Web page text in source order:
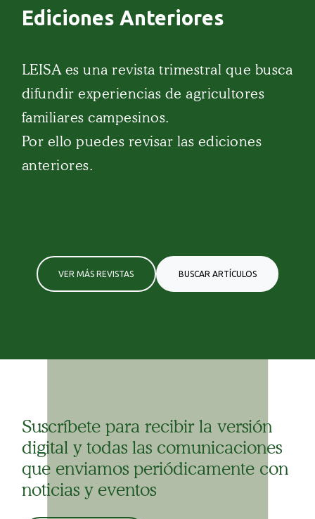
Ediciones Anteriores
LEISA es una revista trimestral que busca
difundir experiencias de agricultores
familiares campesinos.
Por ello puedes revisar las ediciones
anteriores.
VER MÁS REVISTAS BUSCAR ARTÍCULOS
Suscríbete para recibir la versión
digital y todas las comunicaciones
que enviamos periódicamente con
noticias y eventos